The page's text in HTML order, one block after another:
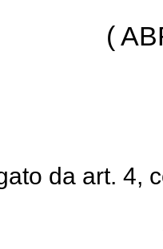
(
da art. 4,